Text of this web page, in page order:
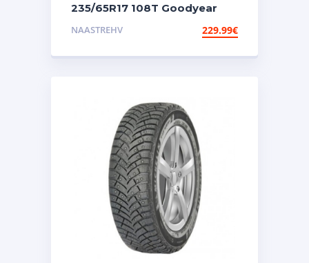
235/65R17 108T Goodyear
NAASTREHV 229.99€